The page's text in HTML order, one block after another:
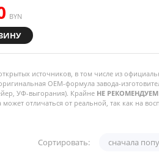
BYN
источников, в том числе из
OEM-формула завода-
УФ-выгорания). Крайне НЕ РЕКОМЕНДУЕМ
отличаться от реальной, так как на
Сортировать: сначала